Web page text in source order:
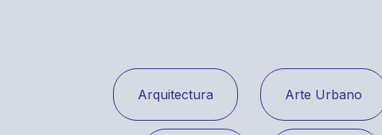
Arquitectura Arte Urbano